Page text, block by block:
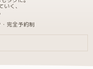
く、
完全予約制